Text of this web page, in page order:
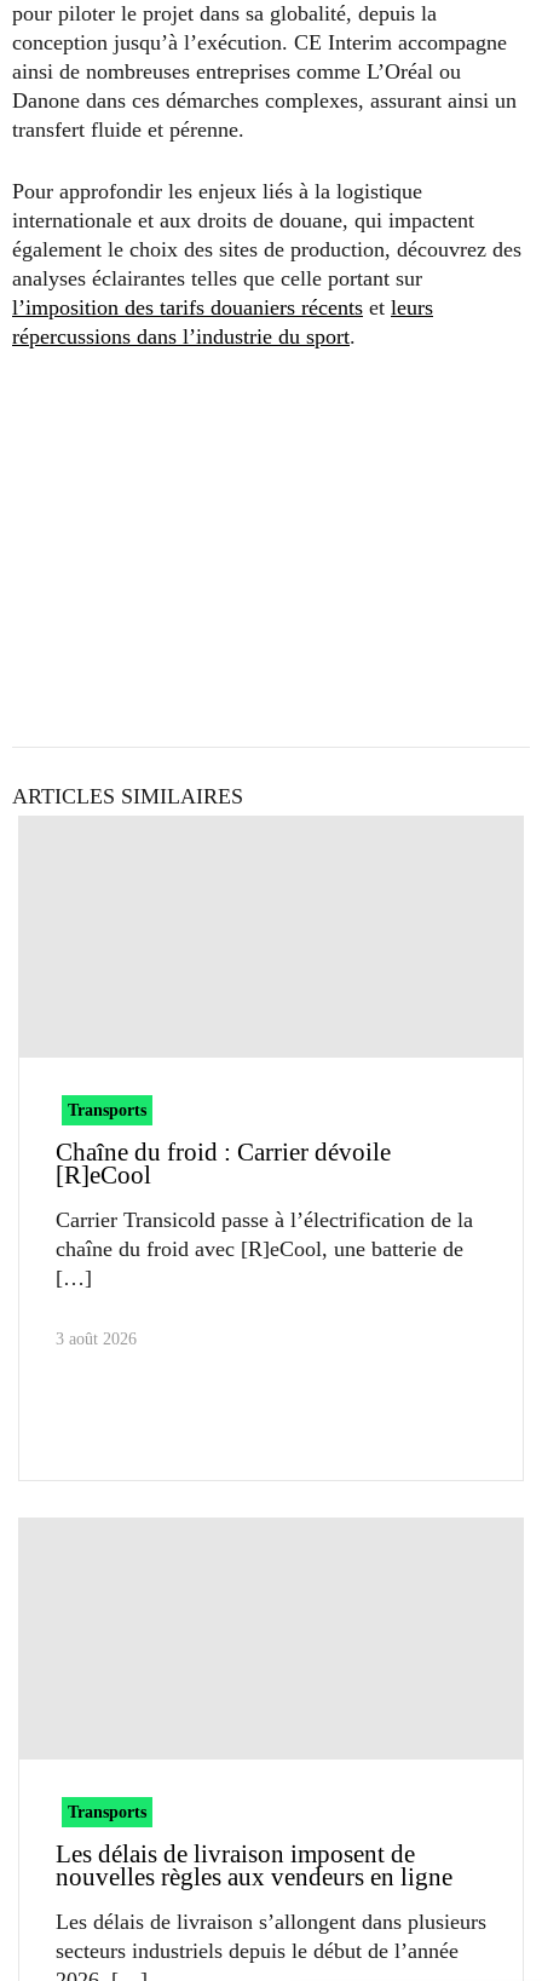
pour piloter le projet dans sa globalité, depuis la
conception jusqu’à l’exécution. CE Interim accompagne
ainsi de nombreuses entreprises comme L’Oréal ou
Danone dans ces démarches complexes, assurant ainsi un
transfert fluide et pérenne.
Pour approfondir les enjeux liés à la logistique
internationale et aux droits de douane, qui impactent
également le choix des sites de production, découvrez des
analyses éclairantes telles que celle portant sur
l’imposition des tarifs douaniers récents et leurs
répercussions dans l’industrie du sport.
ARTICLES SIMILAIRES
Transports
Chaîne du froid : Carrier dévoile
[R]eCool
Carrier Transicold passe à l’électrification de la
chaîne du froid avec [R]eCool, une batterie de
3 août 2026
Transports
Les délais de livraison imposent de
nouvelles règles aux vendeurs en ligne
Les délais de livraison s’allongent dans plusieurs
secteurs industriels depuis le début de l’année